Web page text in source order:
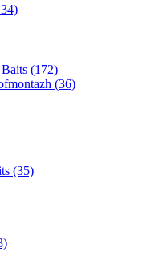
(172)
(36)
(35)